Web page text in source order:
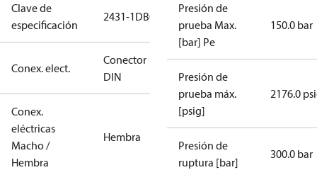
Clave de
especificación
2431-1DB04
Conex. elect.
Conector
DIN
Conex.
eléctricas
Macho /
Hembra
Hembra
Presión de
prueba Max.
[bar] Pe
150.0 bar
Presión de
prueba máx.
[psig]
2176.0
Presión de
ruptura [bar]
300.0 bar